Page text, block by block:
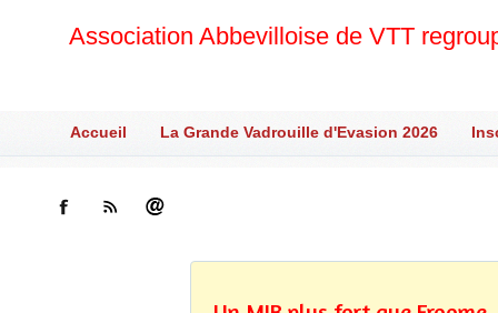
Association Abbevilloise de VTT
Accueil La Grande Vadrouille d'Evasion 2026